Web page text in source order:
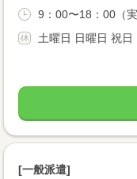
9：00〜18：00（
土曜日 日曜日 祝日
[一般派遣]